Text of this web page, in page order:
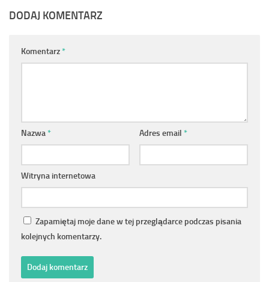
DODAJ KOMENTARZ
Komentarz*
Nazwa* Adres email *
Witryna internetowa
Zapamiętaj moje dane w tej przeglądarce podczas pisania
kolejnych komentarzy.